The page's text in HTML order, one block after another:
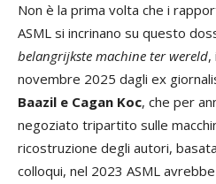
Non è la prima volta che i
ASML si incrinano su questo
belangrijkste machine ter wereld,
novembre 2025 dagli ex
Baazil e Cagan Koc, che per
negoziato tripartito sulle
ricostruzione degli autori,
colloqui, nel 2023 ASML